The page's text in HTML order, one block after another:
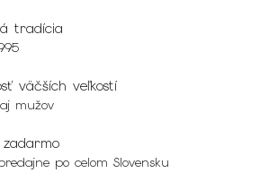
tradícia
väčších veľkostí
mužov
po celom Slovensku